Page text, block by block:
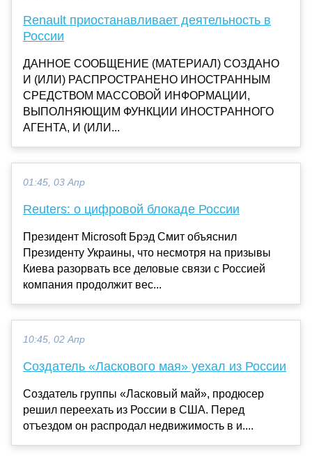
Renault приостанавливает деятельность в
России
ДАННОЕ СООБЩЕНИЕ (МАТЕРИАЛ) СОЗДАНО
И (ИЛИ) РАСПРОСТРАНЕНО ИНОСТРАННЫМ
СРЕДСТВОМ МАССОВОЙ ИНФОРМАЦИИ,
ВЫПОЛНЯЮЩИМ ФУНКЦИИ ИНОСТРАННОГО
АГЕНТА, И (ИЛИ...
01:45, 03 Апр
Reuters: о цифровой блокаде России
Президент Microsoft Брэд Смит объяснил
Президенту Украины, что несмотря на призывы
Киева разорвать все деловые связи с Россией
компания продолжит вес...
10:45, 02 Апр
Создатель «Ласкового мая» уехал из России
Создатель группы «Ласковый май», продюсер
решил переехать из России в США. Перед
отъездом он распродал недвижимость в и....